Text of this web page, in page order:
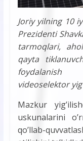
Joriy yilning 10
Prezidenti
tarmoqlari,
qayta
foydalanish
videoselektor
Mazkur
uskunalarini
qoʼllab-